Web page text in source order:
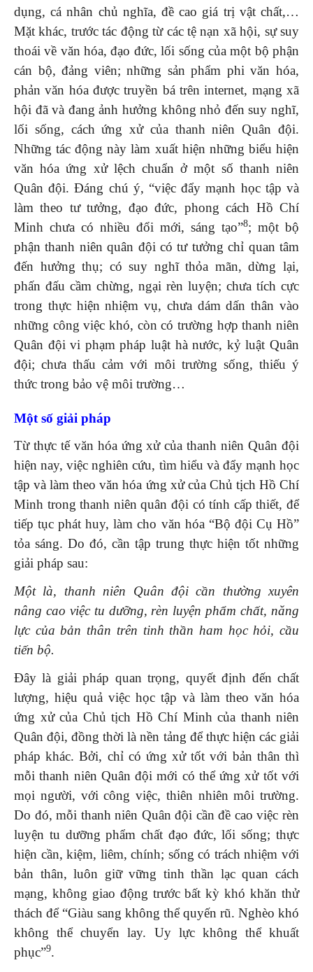
dụng, cá nhân chủ nghĩa, đề cao giá trị vật chất,…
Mặt khác, trước tác động từ các tệ nạn xã hội, sự suy
thoái về văn hóa, đạo đức, lối sống của một bộ phận
cán bộ, đảng viên; những sản phẩm phi văn hóa,
phản văn hóa được truyền bá trên internet, mạng xã
hội đã và đang ảnh hưởng không nhỏ đến suy nghĩ,
lối sống, cách ứng xử của thanh niên Quân đội.
Những tác động này làm xuất hiện những biểu hiện
văn hóa ứng xử lệch chuẩn ở một số thanh niên
Quân đội. Đáng chú ý, “việc đẩy mạnh học tập và
làm theo tư tưởng, đạo đức, phong cách Hồ Chí
Minh chưa có nhiều đổi mới, sáng tạo”8; một bộ
phận thanh niên quân đội có tư tưởng chỉ quan tâm
đến hưởng thụ; có suy nghĩ thỏa mãn, dừng lại,
phấn đấu cầm chừng, ngại rèn luyện; chưa tích cực
trong thực hiện nhiệm vụ, chưa dám dấn thân vào
những công việc khó, còn có trường hợp thanh niên
Quân đội vi phạm pháp luật hà nước, kỷ luật Quân
đội; chưa thấu cảm với môi trường sống, thiếu ý
thức trong bảo vệ môi trường…
Một số giải pháp
Từ thực tế văn hóa ứng xử của thanh niên Quân đội
hiện nay, việc nghiên cứu, tìm hiểu và đẩy mạnh học
tập và làm theo văn hóa ứng xử của Chủ tịch Hồ Chí
Minh trong thanh niên quân đội có tính cấp thiết, để
tiếp tục phát huy, làm cho văn hóa “Bộ đội Cụ Hồ”
tỏa sáng. Do đó, cần tập trung thực hiện tốt những
giải pháp sau:
Một là, thanh niên Quân đội cần thường xuyên
nâng cao việc tu dưỡng, rèn luyện phẩm chất, năng
lực của bản thân trên tinh thần ham học hỏi, cầu
tiến bộ.
Đây là giải pháp quan trọng, quyết định đến chất
lượng, hiệu quả việc học tập và làm theo văn hóa
ứng xử của Chủ tịch Hồ Chí Minh của thanh niên
Quân đội, đồng thời là nền tảng để thực hiện các giải
pháp khác. Bởi, chỉ có ứng xử tốt với bản thân thì
mỗi thanh niên Quân đội mới có thể ứng xử tốt với
mọi người, với công việc, thiên nhiên môi trường.
Do đó, mỗi thanh niên Quân đội cần đề cao việc rèn
luyện tu dưỡng phẩm chất đạo đức, lối sống; thực
hiện cần, kiệm, liêm, chính; sống có trách nhiệm với
bản thân, luôn giữ vững tinh thần lạc quan cách
mạng, không giao động trước bất kỳ khó khăn thử
thách để “Giàu sang không thể quyến rũ. Nghèo khó
không thể chuyển lay. Uy lực không thể khuất
phục”9.